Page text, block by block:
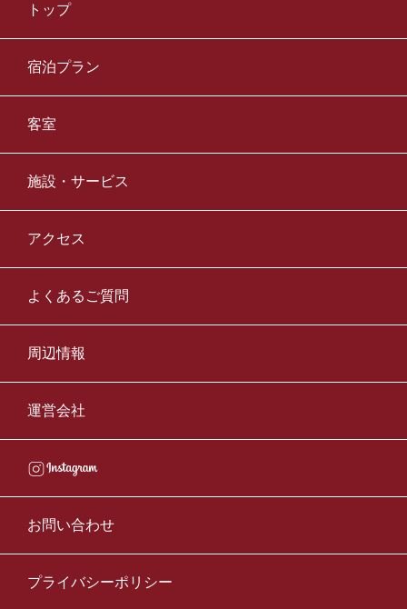
トップ
宿泊プラン
客室
施設・サービス
アクセス
よくあるご質問
周辺情報
運営会社
お問い合わせ
プライバシーポリシー